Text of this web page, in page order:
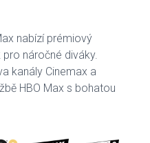
nabízí prémiový
náročné diváky.
kanály Cinemax a
HBO Max s bohatou